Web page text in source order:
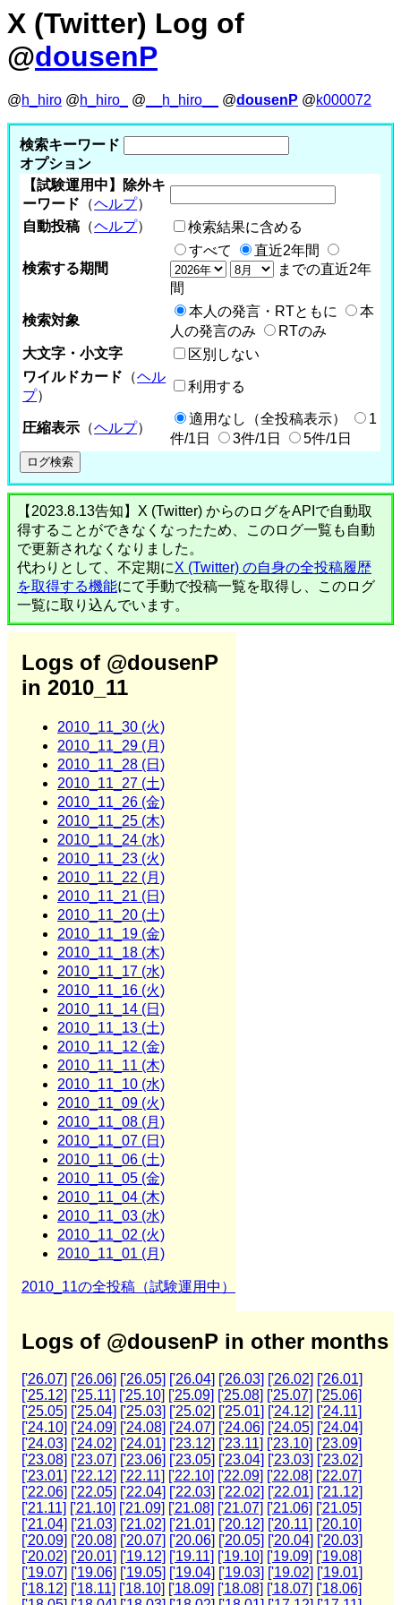
X (Twitter) Log of
@dousenP
@h_hiro @h_hiro_ @ __h_hiro__ @dousenP @k000072
検索キーワード
オプション
【試験運用中】除外キ
ーワード （ヘルプ）
自動投稿 （ヘルプ） 検索結果に含める
検索する期間
すべて
直近2年間
までの直近2年
間
検索対象
本人の発言・RTともに
本
人の発言のみ
RTのみ
大文字・小文字
区別しない
ワイルドカード （ヘル
プ）
利用する
圧縮表示 （ヘルプ）
適用なし（全投稿表示）
1
件/1日
3件/1日 5件/1日
【2023.8.13告知】X (Twitter) からのログをAPIで自動取
得することができなくなったため、このログ一覧も自動
で更新されなくなりました。
代わりとして、不定期にX (Twitter) の自身の全投稿履歴
を取得する機能にて手動で投稿一覧を取得し、このログ
一覧に取り込んでいます。
Logs of @dousenP
in 2010_11
2010_11_30 (火)
2010_11_29 (月)
2010_11_28 (日)
2010_11_27 (土)
2010_11_26 (金)
2010_11_25 (木)
2010_11_24 (水)
2010_11_23 (火)
2010_11_22 (月)
2010_11_21 (日)
2010_11_20 (土)
2010_11_19 (金)
2010_11_18 (木)
2010_11_17 (水)
2010_11_16 (火)
2010_11_14 (日)
2010_11_13 (土)
2010_11_12 (金)
2010_11_11 (木)
2010_11_10 (水)
2010_11_09 (火)
2010_11_08 (月)
2010_11_07 (日)
2010_11_06 (土)
2010_11_05 (金)
2010_11_04 (木)
2010_11_03 (水)
2010_11_02 (火)
2010_11_01 (月)
2010_11の全投稿（試験運用中）
Logs of @dousenP in other months
['26.07] ['26.06] ['26.05] ['26.04] ['26.03] ['26.02] ['26.01]
['25.12] ['25.11] ['25.10] ['25.09] ['25.08] ['25.07] ['25.06]
['25.05] ['25.04] ['25.03] ['25.02] ['25.01] ['24.12] ['24.11]
['24.10] ['24.09] ['24.08] ['24.07] ['24.06] ['24.05] ['24.04]
['24.03] ['24.02] ['24.01] ['23.12] ['23.11] ['23.10] ['23.09]
['23.08] ['23.07] ['23.06] ['23.05] ['23.04] ['23.03] ['23.02]
['23.01] ['22.12] ['22.11] ['22.10] ['22.09] ['22.08] ['22.07]
['22.06] ['22.05] ['22.04] ['22.03] ['22.02] ['22.01] ['21.12]
['21.11] ['21.10] ['21.09] ['21.08] ['21.07] ['21.06] ['21.05]
['21.04] ['21.03] ['21.02] ['21.01] ['20.12] ['20.11] ['20.10]
['20.09] ['20.08] ['20.07] ['20.06] ['20.05] ['20.04] ['20.03]
['20.02] ['20.01] ['19.12] ['19.11] ['19.10] ['19.09] ['19.08]
['19.07] ['19.06] ['19.05] ['19.04] ['19.03] ['19.02] ['19.01]
['18.12] ['18.11] ['18.10] ['18.09] ['18.08] ['18.07] ['18.06]